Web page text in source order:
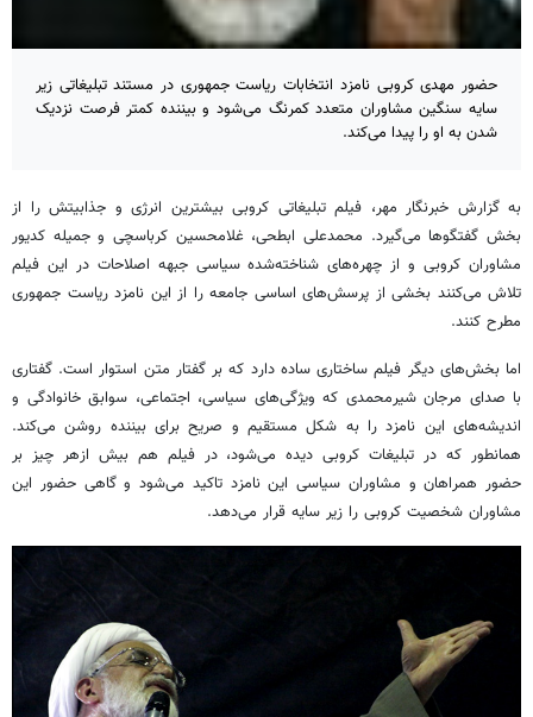
حضور مهدی کروبی نامزد انتخابات ریاست جمهوری در مستند تبلیغاتی زیر
سایه سنگین مشاوران متعدد کمرنگ می‌شود و بیننده کمتر فرصت نزدیک
شدن به او را پیدا می‌کند.
به گزارش خبرنگار مهر، فیلم تبلیغاتی کروبی بیشترین انرژی و جذابیتش را از
بخش گفتگوها می‌گیرد. محمدعلی ابطحی، غلامحسین کرباسچی و جمیله کدیور
مشاوران کروبی و از چهره‌های شناخته‌شده سیاسی جبهه اصلاحات در این فیلم
تلاش می‌کنند بخشی از پرسش‌های اساسی جامعه را از این نامزد ریاست جمهوری
مطرح کنند.
اما بخش‌های دیگر فیلم ساختاری ساده دارد که بر گفتار متن استوار است. گفتاری
با صدای مرجان شیرمحمدی که ویژگی‌های سیاسی، اجتماعی، سوابق خانوادگی و
اندیشه‌های این نامزد را به شکل مستقیم و صریح برای بیننده روشن می‌کند.
همانطور که در تبلیغات کروبی دیده می‌شود، در فیلم هم بیش ازهر چیز بر
حضور همراهان و مشاوران سیاسی این نامزد تاکید می‌شود و گاهی حضور این
مشاوران شخصیت کروبی را زیر سایه قرار می‌دهد.